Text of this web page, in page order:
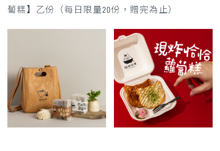
蔔糕】乙份（每日限量20份，贈完為止）